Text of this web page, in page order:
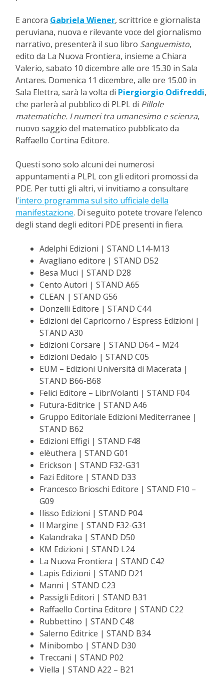
E ancora Gabriela Wiener, scrittrice e giornalista
peruviana, nuova e rilevante voce del giornalismo
narrativo, presenterà il suo libro Sanguemisto,
edito da La Nuova Frontiera, insieme a Chiara
Valerio, sabato 10 dicembre alle ore 15.30 in Sala
Antares. Domenica 11 dicembre, alle ore 15.00 in
Sala Elettra, sarà la volta di Piergiorgio Odifreddi,
che parlerà al pubblico di PLPL di Pillole
matematiche. I numeri tra umanesimo e scienza,
nuovo saggio del matematico pubblicato da
Raffaello Cortina Editore.
Questi sono solo alcuni dei numerosi
appuntamenti a PLPL con gli editori promossi da
PDE. Per tutti gli altri, vi invitiamo a consultare
l’intero programma sul sito ufficiale della
manifestazione. Di seguito potete trovare l’elenco
degli stand degli editori PDE presenti in fiera.
Adelphi Edizioni | STAND L14-M13
Avagliano editore | STAND D52
Besa Muci | STAND D28
Cento Autori | STAND A65
CLEAN | STAND G56
Donzelli Editore | STAND C44
Edizioni del Capricorno / Espress Edizioni |
STAND A30
Edizioni Corsare | STAND D64 – M24
Edizioni Dedalo | STAND C05
EUM – Edizioni Università di Macerata |
STAND B66-B68
Felici Editore – LibriVolanti | STAND F04
Futura-Editrice | STAND A46
Gruppo Editoriale Edizioni Mediterranee |
STAND B62
Edizioni Effigi | STAND F48
elèuthera | STAND G01
Erickson | STAND F32-G31
Fazi Editore | STAND D33
Francesco Brioschi Editore | STAND F10 –
G09
Ilisso Edizioni | STAND P04
Il Margine | STAND F32-G31
Kalandraka | STAND D50
KM Edizioni | STAND L24
La Nuova Frontiera | STAND C42
Lapis Edizioni | STAND D21
Manni | STAND C23
Passigli Editori | STAND B31
Raffaello Cortina Editore | STAND C22
Rubbettino | STAND C48
Salerno Editrice | STAND B34
Minibombo | STAND D30
Treccani | STAND P02
Viella | STAND A22 – B21